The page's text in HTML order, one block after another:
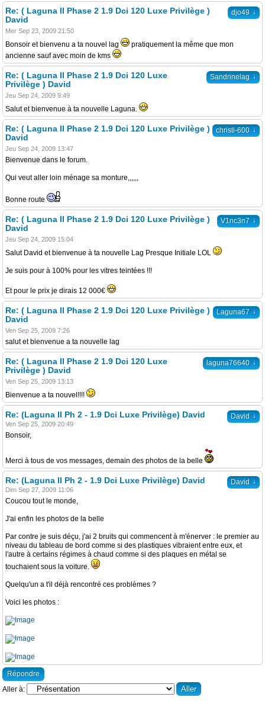
djo49 ↓
Re: ( Laguna II Phase 2 1.9 Dci 120 Luxe Privilège )
David
Mer Sep 23, 2009 21:50
Bonsoir et bienvenu a ta nouvel lag
pratiquement la même que mon
ancienne sauf avec moin de kms
Sandrinelag ↓
Re: ( Laguna II Phase 2 1.9 Dci 120 Luxe
Privilège ) David
Jeu Sep 24, 2009 9:49
Salut et bienvenue à ta nouvelle Laguna.
christi-600 ↓
Re: ( Laguna II Phase 2 1.9 Dci 120 Luxe Privilège )
David
Jeu Sep 24, 2009 13:47
Bienvenue dans le forum.
Qui veut aller loin ménage sa monture,,,,,,
Bonne route
V1nc3n7 ↓
Re: ( Laguna II Phase 2 1.9 Dci 120 Luxe Privilège )
David
Jeu Sep 24, 2009 15:04
Salut David et bienvenue à ta nouvelle Lag Presque Initiale LOL
Je suis pour à 100% pour les vitres teintées !!!
Et pour le prix je dirais 12 000€
Laguna67 ↓
Re: ( Laguna II Phase 2 1.9 Dci 120 Luxe Privilège )
David
Ven Sep 25, 2009 7:26
salut et bienvenue a ta nouvelle lag
laguna76640 ↓
Re: ( Laguna II Phase 2 1.9 Dci 120 Luxe
Privilège ) David
Ven Sep 25, 2009 13:13
Bienvenue a ta nouvel!!!!
David ↓
Re: (Laguna II Ph 2 - 1.9 Dci Luxe Privilège) David
Ven Sep 25, 2009 20:49
Bonsoir,
Merci à tous de vos messages, demain des photos de la belle
David ↓
Re: (Laguna II Ph 2 - 1.9 Dci Luxe Privilège) David
Dim Sep 27, 2009 11:06
Coucou tout le monde,
J'ai enfin les photos de la belle
Par contre je suis déçu, j'ai 2 bruits qui commencent à m'énerver : le premier au
niveau du tableau de bord comme si des plastiques vibraient entre eux, et
l'autre à certains régimes à chaud comme si des plaques en métal se
touchaient sous la voiture.
Quelqu'un a t'il déjà rencontré ces problèmes ?
Voici les photos :
Répondre
Aller à: